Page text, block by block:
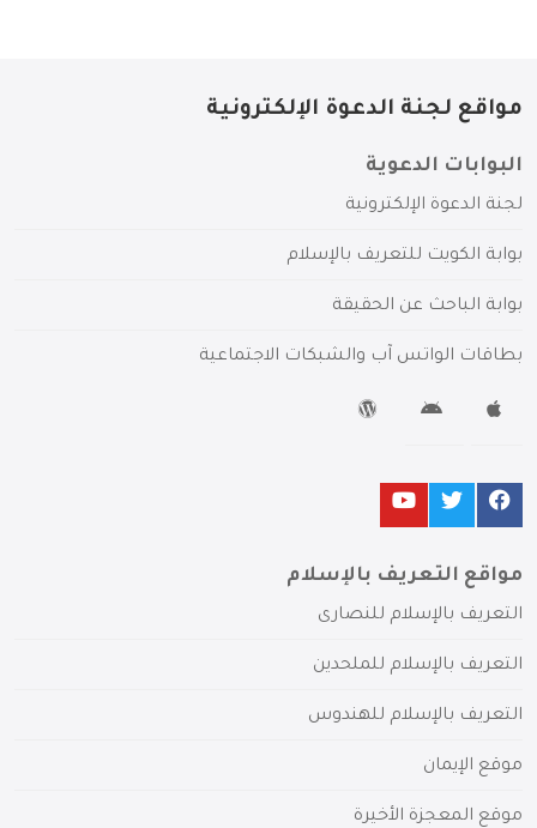
مواقع لجنة الدعوة الإلكترونية
البوابات الدعوية
لجنة الدعوة الإلكترونية
بوابة الكويت للتعريف بالإسلام
بوابة الباحث عن الحقيقة
بطاقات الواتس آب والشبكات الاجتماعية
مواقع التعريف بالإسلام
التعريف بالإسلام للنصارى
التعريف بالإسلام للملحدين
التعريف بالإسلام للهندوس
موقع الإيمان
موقع المعجزة الأخيرة